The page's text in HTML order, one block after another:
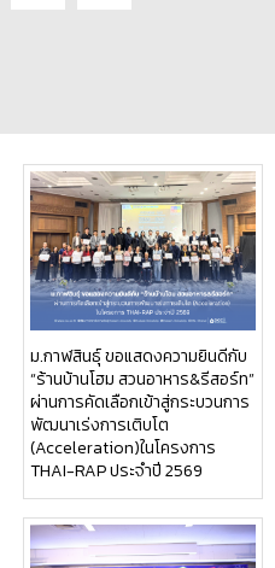
ม.กาฬสินธุ์ ขอแสดงความยินดีกับ
“ร้านบ้านโฮม สวนอาหาร&รีสอร์ท”
ผ่านการคัดเลือกเข้าสู่กระบวนการ
พัฒนาเร่งการเติบโต
(Acceleration)ในโครงการ
THAI-RAP ประจำปี 2569